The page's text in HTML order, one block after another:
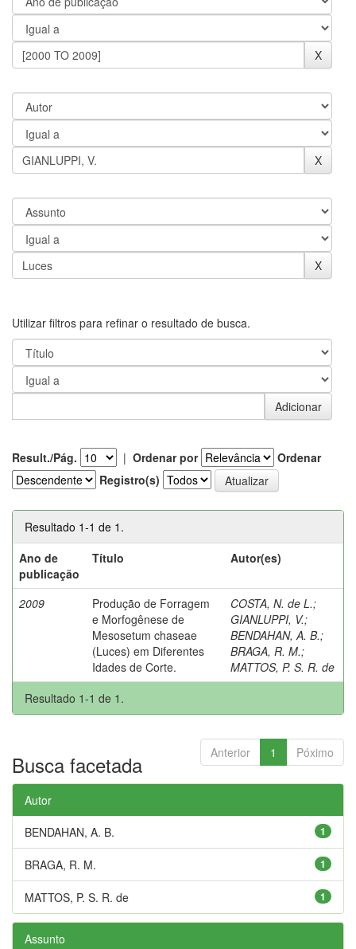
Utilizar filtros para refinar o resultado de busca.
Result./Pág. | Ordenar por
Ordenar
Registro(s)
Resultado 1-1 de 1.
Ano de
publicação
Título Autor(es)
2009
Produção de Forragem
e Morfogênese de
Mesosetum chaseae
(Luces) em Diferentes
Idades de Corte.
COSTA, N. de L.;
GIANLUPPI, V.;
BENDAHAN, A. B.;
BRAGA, R. M.;
MATTOS, P. S. R. de
Resultado 1-1 de 1.
Anterior 1 Póximo
Busca facetada
Autor
1
BENDAHAN, A. B.
1
BRAGA, R. M.
1
MATTOS, P. S. R. de
Assunto